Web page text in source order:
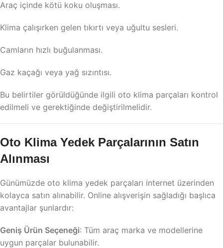
Araç içinde kötü koku oluşması.
Klima çalışırken gelen tıkırtı veya uğultu sesleri.
Camların hızlı buğulanması.
Gaz kaçağı veya yağ sızıntısı.
Bu belirtiler görüldüğünde ilgili oto klima parçaları kontrol
edilmeli ve gerektiğinde değiştirilmelidir.
Oto Klima Yedek Parçalarının Satın
Alınması
Günümüzde oto klima yedek parçaları internet üzerinden
kolayca satın alınabilir. Online alışverişin sağladığı başlıca
avantajlar şunlardır:
Geniş Ürün Seçeneği: Tüm araç marka ve modellerine
uygun parçalar bulunabilir.